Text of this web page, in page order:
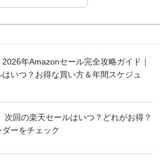
2026年Amazonセール完全攻略ガイド｜
いつ？お得な買い方＆年間スケジュ
次回の楽天セールはいつ？どれがお得？
ーをチェック